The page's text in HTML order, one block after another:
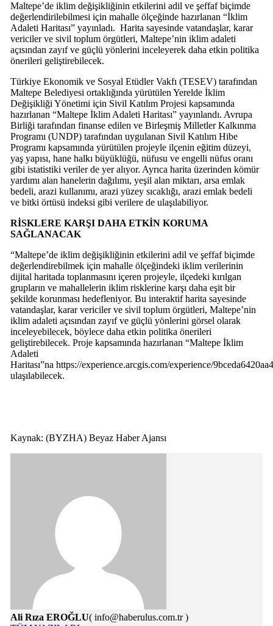
Maltepe’de iklim değişikliğinin etkilerini adil ve şeffaf biçimde
değerlendirilebilmesi için mahalle ölçeğinde hazırlanan “İklim
Adaleti Haritası” yayınladı. Harita sayesinde vatandaşlar, karar
vericiler ve sivil toplum örgütleri, Maltepe’nin iklim adaleti
açısından zayıf ve güçlü yönlerini inceleyerek daha etkin politika
önerileri geliştirebilecek.
Türkiye Ekonomik ve Sosyal Etüdler Vakfı (TESEV) tarafından
Maltepe Belediyesi ortaklığında yürütülen Yerelde İklim
Değişikliği Yönetimi için Sivil Katılım Projesi kapsamında
hazırlanan “Maltepe İklim Adaleti Haritası” yayınlandı. Avrupa
Birliği tarafından finanse edilen ve Birleşmiş Milletler Kalkınma
Programı (UNDP) tarafından uygulanan Sivil Katılım Hibe
Programı kapsamında yürütülen projeyle ilçenin eğitim düzeyi,
yaş yapısı, hane halkı büyüklüğü, nüfusu ve engelli nüfus oranı
gibi istatistiki veriler de yer alıyor. Ayrıca harita üzerinden kömür
yardımı alan hanelerin dağılımı, yeşil alan miktarı, arsa emlak
bedeli, arazi kullanımı, arazi yüzey sıcaklığı, arazi emlak bedeli
ve bitki örtüsü indeksi gibi verilere de ulaşılabiliyor.
RİSKLERE KARŞI DAHA ETKİN KORUMA
SAĞLANACAK
“Maltepe’de iklim değişikliğinin etkilerini adil ve şeffaf biçimde
değerlendirebilmek için mahalle ölçeğindeki iklim verilerinin
dijital haritada toplanmasını içeren projeyle, ilçedeki kırılgan
grupların ve mahallelerin iklim risklerine karşı daha eşit bir
şekilde korunması hedefleniyor. Bu interaktif harita sayesinde
vatandaşlar, karar vericiler ve sivil toplum örgütleri, Maltepe’nin
iklim adaleti açısından zayıf ve güçlü yönlerini görsel olarak
inceleyebilecek, böylece daha etkin politika önerileri
geliştirebilecek. Proje kapsamında hazırlanan “Maltepe İklim
Adaleti
Haritası”na https://experience.arcgis.com/experience/
ulaşılabilecek.
Kaynak: (BYZHA) Beyaz Haber Ajansı
Ali Rıza EROĞLU( info@haberulus.com.tr )